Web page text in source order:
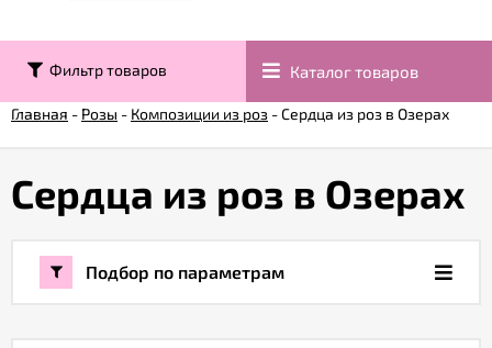
Контакты
Фильтр товаров Каталог товаров
Главная - Розы - Композиции из роз -Сердца из роз в Озерах
Сердца из роз в Озерах
Подбор по параметрам